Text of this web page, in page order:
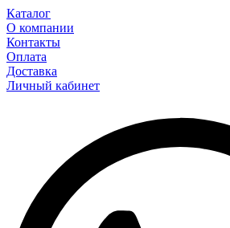
Каталог
О компании
Контакты
Оплата
Доставка
Личный кабинет